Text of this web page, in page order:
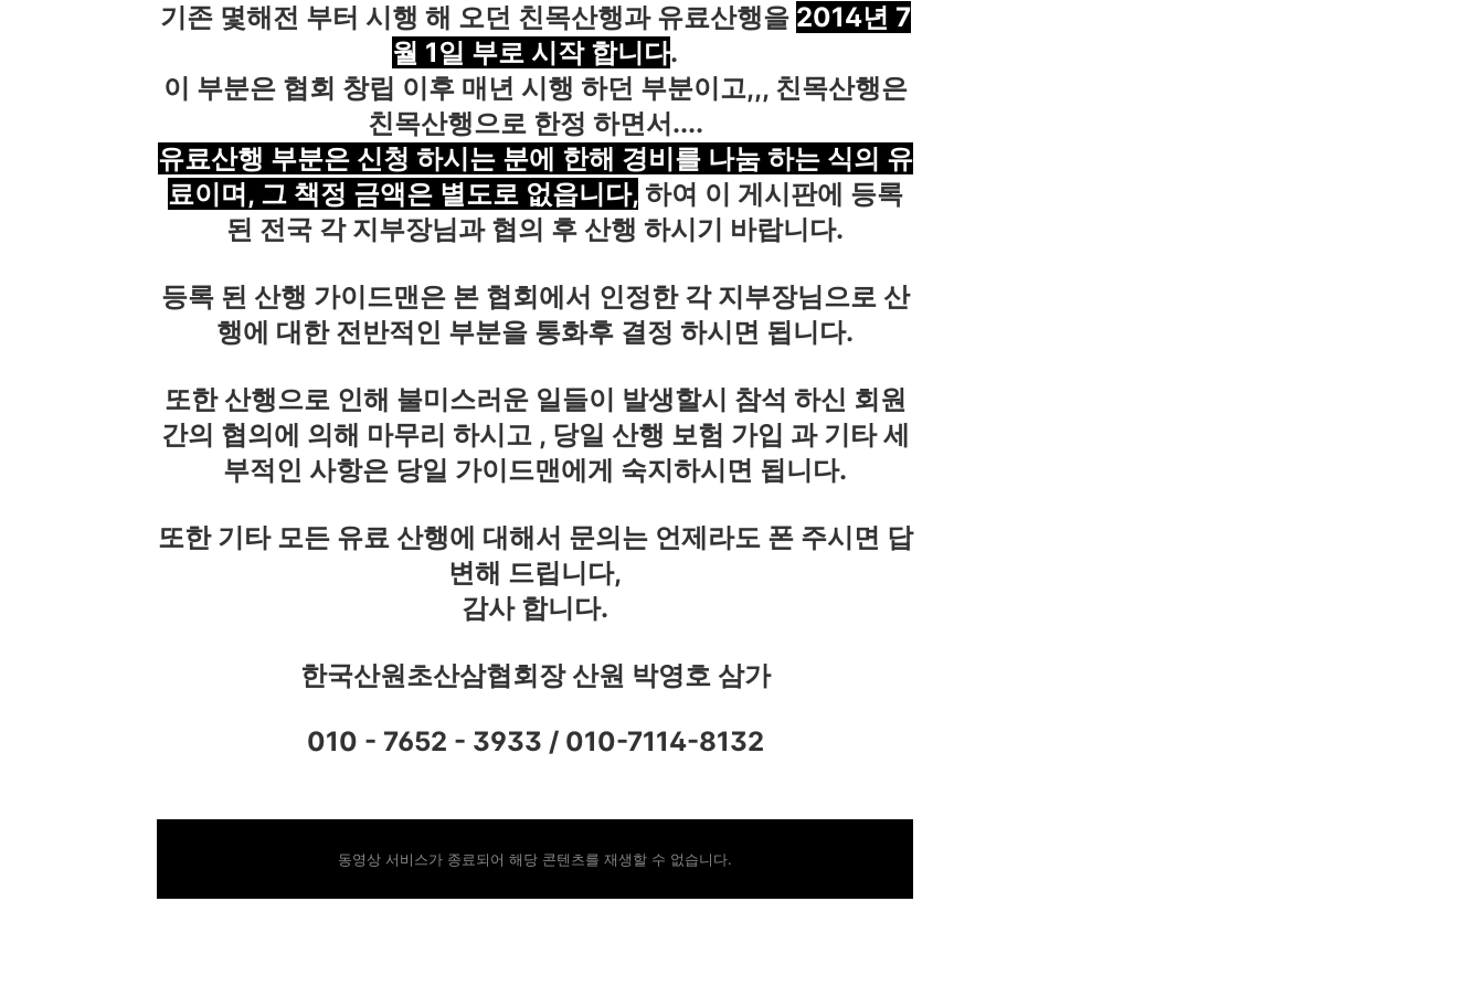
기존 몇해전 부터 시행 해 오던 친목산행과 유료산행을 2014년 7
월 1일 부로 시작 합니다.
이 부분은 협회 창립 이후 매년 시행 하던 부분이고,,, 친목산행은
친목산행으로 한정 하면서....
유료산행 부분은 신청 하시는 분에 한해 경비를 나눔 하는 식의 유
료이며,그 책정 금액은 별도로 없읍니다,하여 이 게시판에 등록
된 전국 각 지부장님과 협의 후 산행 하시기 바랍니다.
등록 된 산행 가이드맨은 본 협회에서 인정한 각 지부장님으로 산
행에 대한 전반적인 부분을 통화후 결정 하시면 됩니다.
또한 산행으로 인해 불미스러운 일들이 발생할시 참석 하신 회원
간의 협의에 의해 마무리 하시고 , 당일 산행 보험 가입 과 기타 세
부적인 사항은 당일 가이드맨에게 숙지하시면 됩니다.
또한 기타 모든 유료 산행에 대해서 문의는 언제라도 폰 주시면 답
변해 드립니다,
감사 합니다.
한국산원초산삼협회장 산원 박영호 삼가
010 - 7652 - 3933 / 010-7114-8132
동영상 서비스가 종료되어 해당 콘텐츠를 재생할 수 없습니다.